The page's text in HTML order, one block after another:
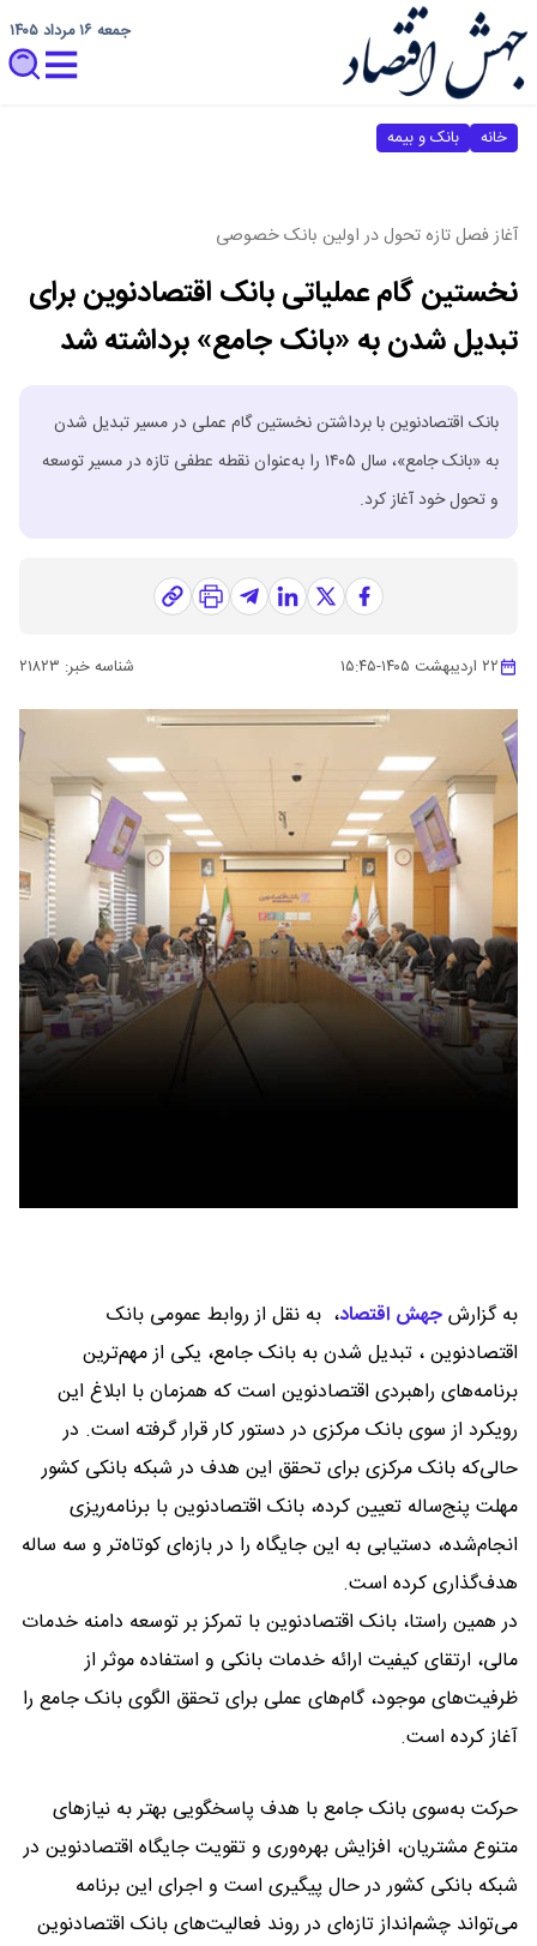
جمعه ۱۶ مرداد ۱۴۰۵
خانه بانک و بیمه
آغاز فصل تازه تحول در اولین بانک خصوصی
نخستین گام عملیاتی بانک اقتصادنوین برای
تبدیل شدن به «بانک جامع» برداشته شد
بانک اقتصادنوین با برداشتن نخستین گام عملی در مسیر تبدیل شدن
به «بانک جامع»، سال ۱۴۰۵ را به‌عنوان نقطه عطفی تازه در مسیر توسعه
و تحول خود آغاز کرد.
۲۲ اردیبهشت ۱۴۰۵ -۱۵:۴۵ شناسه خبر: ۲۱۸۲۳
به گزارشجهش اقتصاد، به نقل از روابط عمومی بانک
اقتصادنوین ، تبدیل شدن به بانک جامع، یکی از مهم‌ترین
برنامه‌های راهبردی اقتصادنوین است که همزمان با ابلاغ این
رویکرد از سوی بانک مرکزی در دستور کار قرار گرفته است. در
حالی‌که بانک مرکزی برای تحقق این هدف در شبکه بانکی کشور
مهلت پنج‌ساله تعیین کرده، بانک اقتصادنوین با برنامه‌ریزی
انجام‌شده، دستیابی به این جایگاه را در بازه‌ای کوتاه‌تر و سه ساله
هدف‌گذاری کرده است.
در همین راستا، بانک اقتصادنوین با تمرکز بر توسعه دامنه خدمات
مالی، ارتقای کیفیت ارائه خدمات بانکی و استفاده موثر از
ظرفیت‌های موجود، گام‌های عملی برای تحقق الگوی بانک جامع را
آغاز کرده است.
حرکت به‌سوی بانک جامع با هدف پاسخگویی بهتر به نیازهای
متنوع مشتریان، افزایش بهره‌وری و تقویت جایگاه اقتصادنوین در
شبکه بانکی کشور در حال پیگیری است و اجرای این برنامه
می‌تواند چشم‌انداز تازه‌ای در روند فعالیت‌های بانک اقتصادنوین